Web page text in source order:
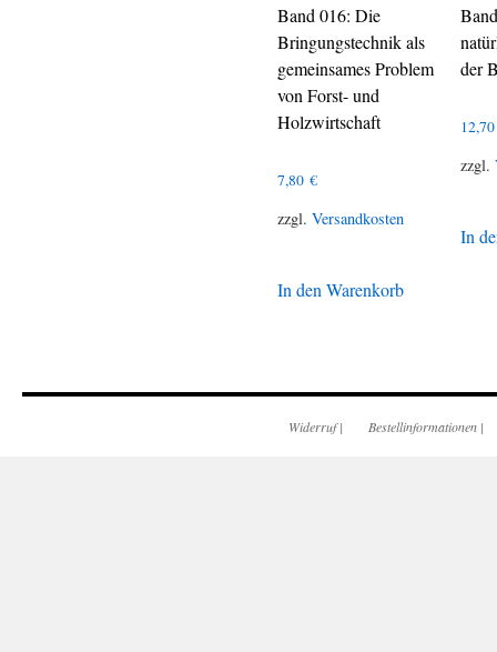
Band 016: Die
Bringungstechnik als
gemeinsames Problem
von Forst- und
Holzwirtschaft
7,80 €
zzgl. Versandkosten
In den Warenkorb
der
zzgl.
In
Widerruf| Bestellinformationen |